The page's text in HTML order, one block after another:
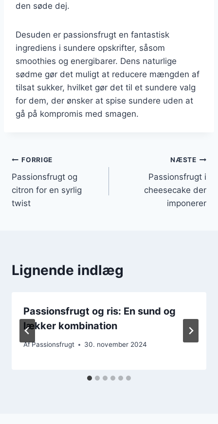
den søde dej.
Desuden er passionsfrugt en fantastisk
ingrediens i sundere opskrifter, såsom
smoothies og energibarer. Dens naturlige
sødme gør det muligt at reducere mængden af
tilsat sukker, hvilket gør det til et sundere valg
for dem, der ønsker at spise sundere uden at
gå på kompromis med smagen.
Indlægsnavigation
FORRIGE
Passionsfrugt og
citron for en syrlig
twist
NÆSTE
Passionsfrugt i
cheesecake der
imponerer
Lignende indlæg
Passionsfrugt og ris: En sund og
lækker kombination
AfPassionsfrugt 30. november 2024